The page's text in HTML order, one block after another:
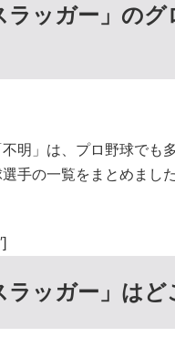
ラッガー」の
明」は、プロ野球でも
手の一覧をまとめました
ラッガー」は